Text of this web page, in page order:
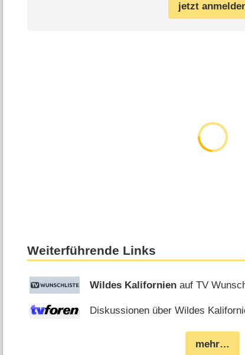
jetzt
Weiterführende Links
Wildes Kalifornien auf TV
Diskussionen über Wildes
mehr…